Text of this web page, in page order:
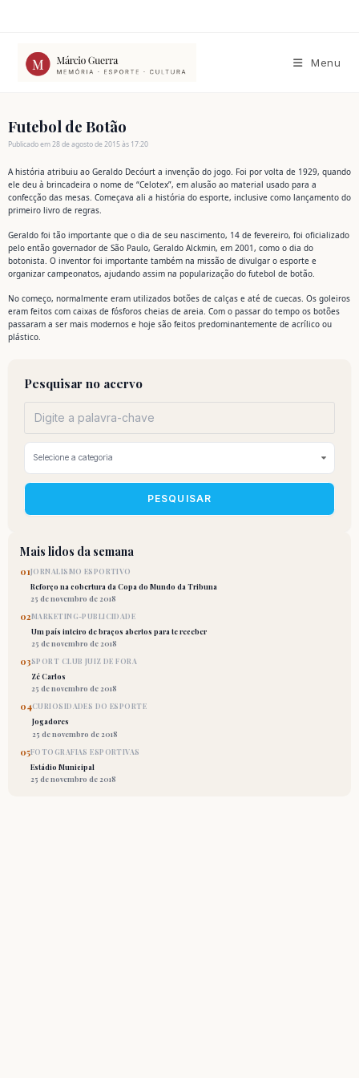
conteúdo
Menu
Futebol de Botão
Publicado em 28 de agosto de 2015 às 17:20
A história atribuiu ao Geraldo Decóurt a invenção do jogo. Foi por volta de 1929, quando
ele deu à brincadeira o nome de “Celotex”, em alusão ao material usado para a
confecção das mesas. Começava ali a história do esporte, inclusive como lançamento do
primeiro livro de regras.
Geraldo foi tão importante que o dia de seu nascimento, 14 de fevereiro, foi oficializado
pelo então governador de São Paulo, Geraldo Alckmin, em 2001, como o dia do
botonista. O inventor foi importante também na missão de divulgar o esporte e
organizar campeonatos, ajudando assim na popularização do futebol de botão.
No começo, normalmente eram utilizados botões de calças e até de cuecas. Os goleiros
eram feitos com caixas de fósforos cheias de areia. Com o passar do tempo os botões
passaram a ser mais modernos e hoje são feitos predominantemente de acrílico ou
plástico.
Pesquisar no acervo
PESQUISAR
Mais lidos da semana
01JORNALISMO ESPORTIVO
Reforço na cobertura da Copa do Mundo da Tribuna
25 de novembro de 2018
02MARKETING-PUBLICIDADE
Um país inteiro de braços abertos para te receber
25 de novembro de 2018
03SPORT CLUB JUIZ DE FORA
Zé Carlos
25 de novembro de 2018
04CURIOSIDADES DO ESPORTE
Jogadores
25 de novembro de 2018
05FOTOGRAFIAS ESPORTIVAS
Estádio Municipal
25 de novembro de 2018